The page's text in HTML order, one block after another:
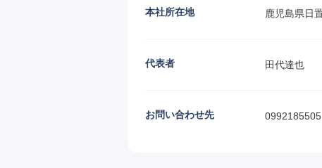
本社所在地 鹿児島県日
代表者 田代達也
お問い合わせ先 0992185505